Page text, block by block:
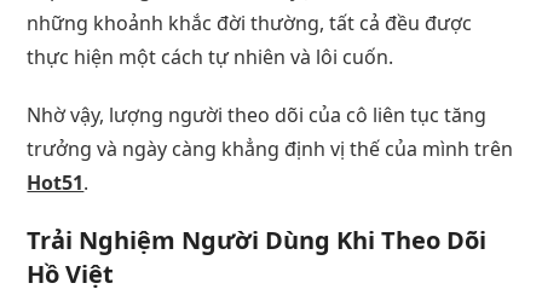
những khoảnh khắc đời thường, tất cả đều được
thực hiện một cách tự nhiên và lôi cuốn.
Nhờ vậy, lượng người theo dõi của cô liên tục tăng
trưởng và ngày càng khẳng định vị thế của mình trên
Hot51.
Trải Nghiệm Người Dùng Khi Theo Dõi
Hồ Việt